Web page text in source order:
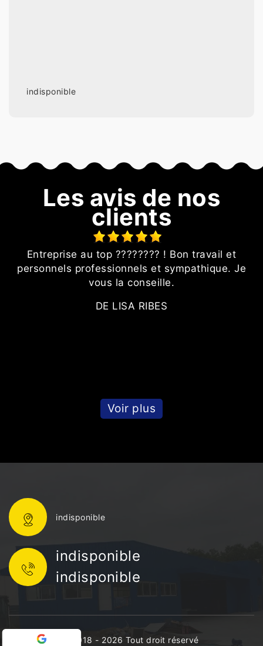
indisponible
Les avis de nos
clients
Entreprise au top ???????? ! Bon travail et
personnels professionnels et sympathique. Je
vous la conseille.
DE LISA RIBES
Voir plus
indisponible
indisponible
indisponible
©2018 - 2026 Tout droit réservé